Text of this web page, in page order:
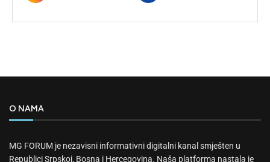
O NAMA
MG FORUM je nezavisni informativni digitalni kanal smješten u
Republici Srpskoj, Bosna i Hercegovina. Naša platforma nastala je